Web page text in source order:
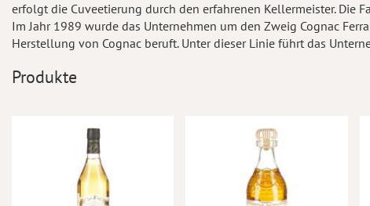
erfolgt die Cuveetierung durch den erfahrenen Kellermeister. Die
Im Jahr 1989 wurde das Unternehmen um den Zweig Cognac
Herstellung von Cognac beruft. Unter dieser Linie führt das
Produkte